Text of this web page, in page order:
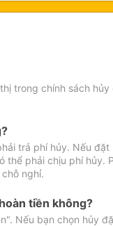
trong chính sách
trả phí hủy. Nếu
thể phải chịu phí hủy.
nghỉ.
tiền không?
Nếu bạn chọn hủy